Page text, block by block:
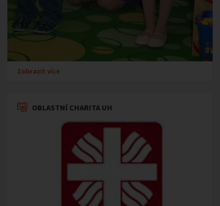
Zobrazit více
OBLASTNÍ CHARITA UH